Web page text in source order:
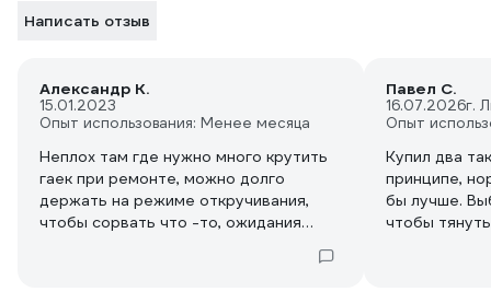
Написать отзыв
Александр К.
15.01.2023
Опыт использования: Менее месяца
Неплох там где нужно много крутить
гаек при ремонте, можно долго
держать на режиме откручивания,
чтобы сорвать что -то, ожидания
Павел С.
16.07.2026г.
Опыт
Купил два
принципе,
бы лучше.
чтобы